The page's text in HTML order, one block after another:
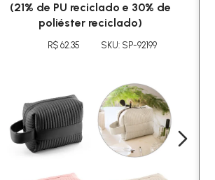
(21% de PU reciclado e 30% de
poliéster reciclado)
R$ 62.35 SKU: SP-92199